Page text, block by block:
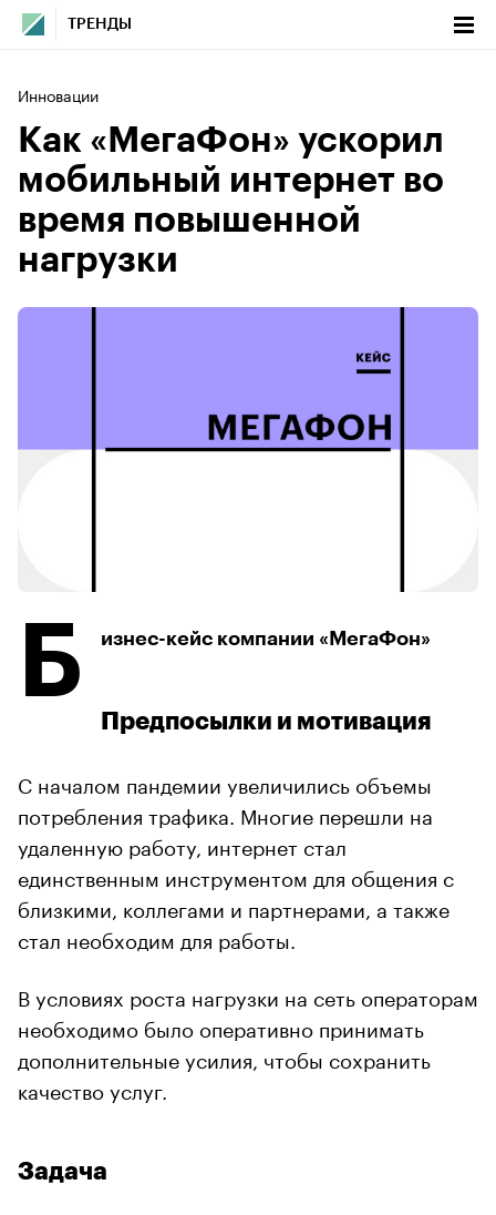
ТРЕНДЫ
Инновации
Как «МегаФон» ускорил
мобильный интернет во
время повышенной
нагрузки
Б изнес-кейс компании «МегаФон»
Предпосылки и мотивация
С началом пандемии увеличились объемы
потребления трафика. Многие перешли на
удаленную работу, интернет стал
единственным инструментом для общения с
близкими, коллегами и партнерами, а также
стал необходим для работы.
В условиях роста нагрузки на сеть операторам
необходимо было оперативно принимать
дополнительные усилия, чтобы сохранить
качество услуг.
Задача